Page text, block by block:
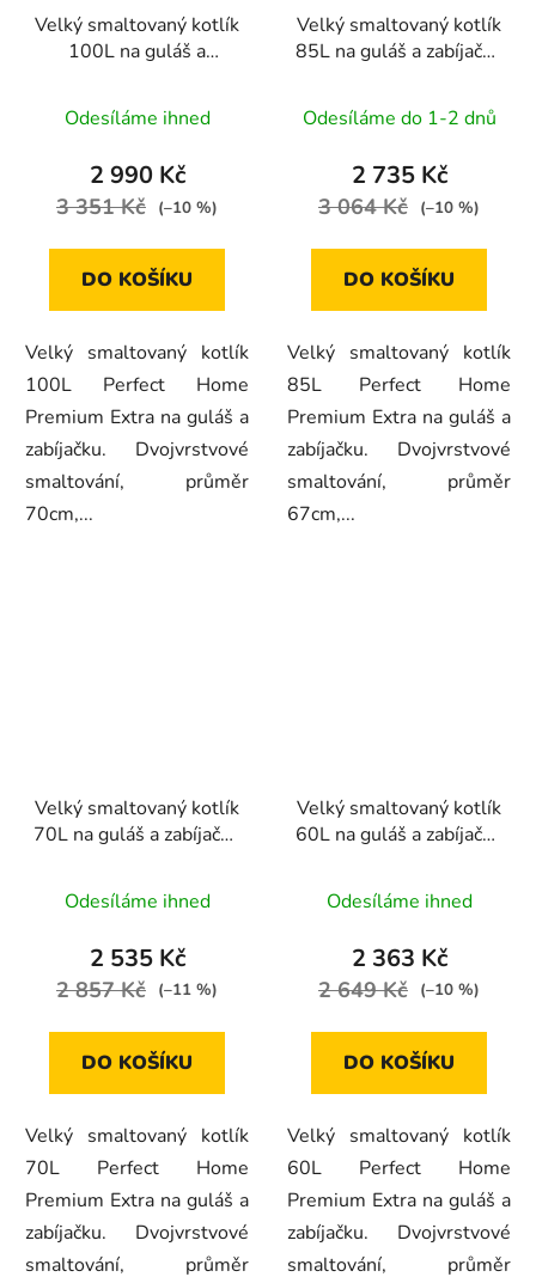
Velký smaltovaný kotlík
100L na guláš a
Home Premium Extra
36733
Odesíláme ihned
2 990 Kč
3 351 Kč (–10 %)
DO KOŠÍKU
Velký smaltovaný kotlík
100L Perfect Home
Premium Extra na guláš a
zabíjačku. Dvojvrstvové
smaltování, průměr
70cm,...
Velký smaltovaný kotlík
85L na guláš a zabíjačku
Premium Extra 13680
Odesíláme do 1-2 dnů
2 735 Kč
3 064 Kč (–10 %)
DO KOŠÍKU
Velký smaltovaný kotlík
85L Perfect Home
Premium Extra na guláš a
zabíjačku. Dvojvrstvové
smaltování, průměr
67cm,...
Velký smaltovaný kotlík
70L na guláš a zabíjačku
Premium Extra 13673
Odesíláme ihned
2 535 Kč
2 857 Kč (–11 %)
DO KOŠÍKU
Velký smaltovaný kotlík
70L Perfect Home
Premium Extra na guláš a
zabíjačku. Dvojvrstvové
smaltování, průměr
Velký smaltovaný kotlík
60L na guláš a zabíjačku
Premium Extra 36801
Odesíláme ihned
2 363 Kč
2 649 Kč (–10 %)
DO KOŠÍKU
Velký smaltovaný kotlík
60L Perfect Home
Premium Extra na guláš a
zabíjačku. Dvojvrstvové
smaltování, průměr